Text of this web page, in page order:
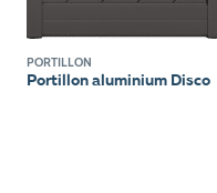
PORTILLON
Portillon aluminium Disco